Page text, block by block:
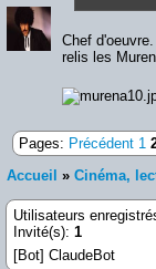
Chef
relis les
Pages: Précédent 1
Accueil » Cinéma,
Utilisateurs
Invité(s): 1
[Bot] ClaudeBot